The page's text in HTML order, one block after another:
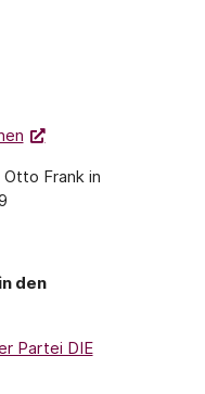
Frank in
den
Partei DIE